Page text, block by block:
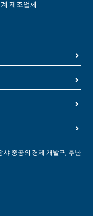
제조업체
샤 중공의 경제 개발구, 후난